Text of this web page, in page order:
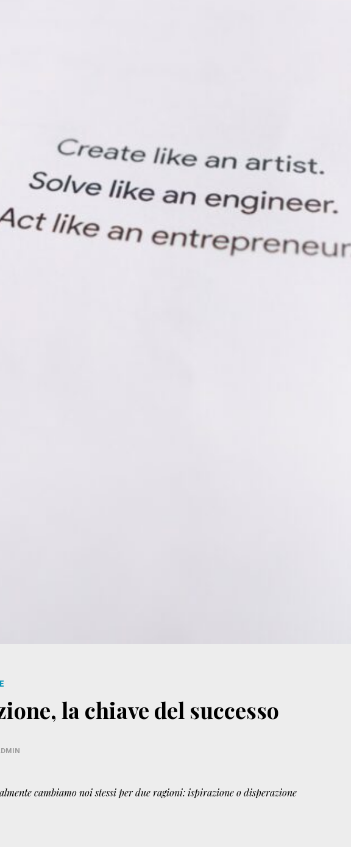
la chiave del successo
cambiamo noi stessi per due ragioni: ispirazione o disperazione